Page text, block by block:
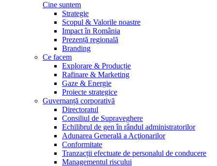
Cine suntem
Strategie
Scopul & Valorile noastre
Impact în România
Prezență regională
Branding
Ce facem
Explorare & Producție
Rafinare & Marketing
Gaze & Energie
Proiecte strategice
Guvernanță corporativă
Directoratul
Consiliul de Supraveghere
Echilibrul de gen în rândul administratorilor
Adunarea Generală a Acţionarilor
Conformitate
Tranzacții efectuate de personalul de conducere
Managementul riscului